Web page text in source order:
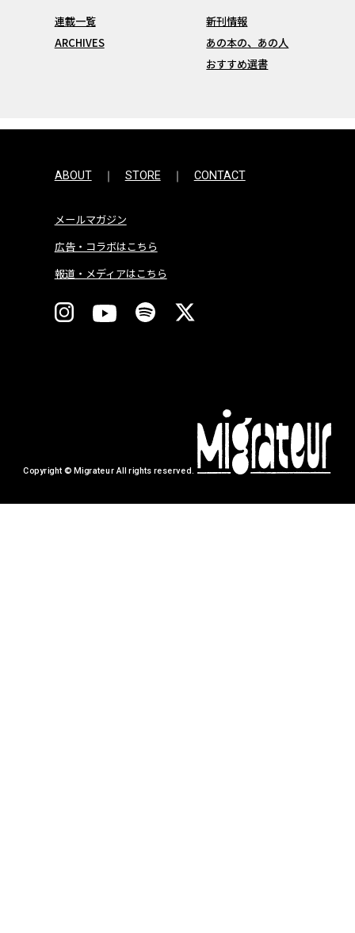
連載一覧
ARCHIVES
新刊情報
あの本の、あの人
おすすめ選書
ABOUT STORE CONTACT
メールマガジン
広告・コラボはこちら
報道・メディアはこちら
Copyright © Migrateur All rights reserved.